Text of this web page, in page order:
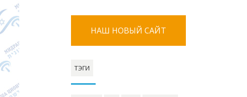
НАШ НОВЫЙ САЙТ
ТЭГИ